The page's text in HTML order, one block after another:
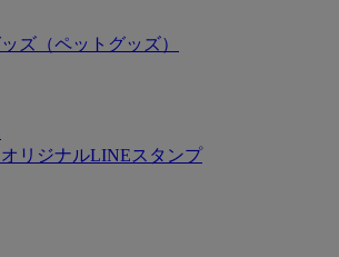
ズ（ペットグッズ）
リジナルLINEスタンプ